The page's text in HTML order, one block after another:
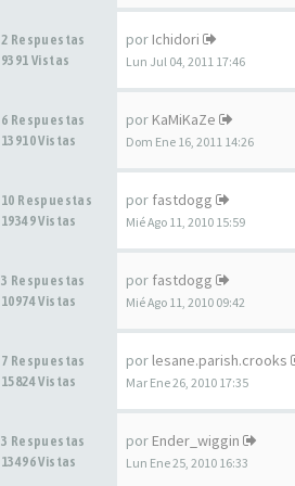
2 Respuestas
9391 Vistas
por Ichidori
Lun Jul 04, 2011 17:46
6 Respuestas
13910 Vistas
por KaMiKaZe
Dom Ene 16, 2011 14:26
10 Respuestas
19349 Vistas
por fastdogg
Mié Ago 11, 2010 15:59
3 Respuestas
10974 Vistas
por fastdogg
Mié Ago 11, 2010 09:42
7 Respuestas
15824 Vistas
por lesane.parish.crooks
Mar Ene 26, 2010 17:35
3 Respuestas
13496 Vistas
por Ender_wiggin
Lun Ene 25, 2010 16:33